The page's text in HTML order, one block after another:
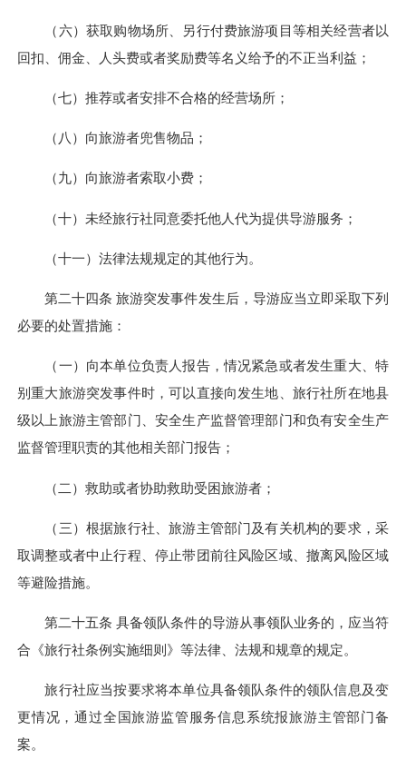
（六）获取购物场所、另行付费旅游项目等相关经营者以
回扣、佣金、人头费或者奖励费等名义给予的不正当利益；
（七）推荐或者安排不合格的经营场所；
（八）向旅游者兜售物品；
（九）向旅游者索取小费；
（十）未经旅行社同意委托他人代为提供导游服务；
（十一）法律法规规定的其他行为。
第二十四条 旅游突发事件发生后，导游应当立即采取下列
必要的处置措施：
（一）向本单位负责人报告，情况紧急或者发生重大、特
别重大旅游突发事件时，可以直接向发生地、旅行社所在地县
级以上旅游主管部门、安全生产监督管理部门和负有安全生产
监督管理职责的其他相关部门报告；
（二）救助或者协助救助受困旅游者；
（三）根据旅行社、旅游主管部门及有关机构的要求，采
取调整或者中止行程、停止带团前往风险区域、撤离风险区域
等避险措施。
第二十五条 具备领队条件的导游从事领队业务的，应当符
合《旅行社条例实施细则》等法律、法规和规章的规定。
旅行社应当按要求将本单位具备领队条件的领队信息及变
更情况，通过全国旅游监管服务信息系统报旅游主管部门备
案。